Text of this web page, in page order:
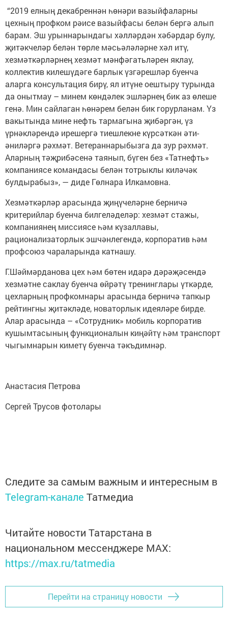
“2019 елның декабреннән һөнәри вазыйфаларны
цехның профком рәисе вазыйфасы белән бергә алып
барам. Эш урыннарындагы хәлләрдән хәбәрдар булу,
җитәкчеләр белән төрле мәсьәләләрне хәл итү,
хезмәткәрләрнең хезмәт мәнфәгатьләрен яклау,
коллектив килешүдәге барлык үзгәрешләр буенча
аларга консультация бирү, ял итүне оештыру турында
да онытмау – минем көндәлек эшләрнең бик аз өлеше
генә. Мин сайлаган һөнәрем белән бик горурланам. Үз
вакытында мине нефть тармагына җибәргән, үз
үрнәкләрендә ирешергә тиешлекне күрсәткән әти-
әниләргә рәхмәт. Ветераннарыбызга да зур рәхмәт.
Аларның тәҗрибәсенә таянып, бүген без «Татнефть»
компаниясе командасы белән тотрыклы киләчәк
булдырабыз», — диде Гөлнара Илкамовна.
Хезмәткәрләр арасында җиңүчеләрне берничә
критерийлар буенча билгеләделәр: хезмәт стажы,
компаниянең миссиясе һәм күзаллавы,
рационализаторлык эшчәнлегендә, корпоратив һәм
профсоюз чараларында катнашу.
Г.Шәймәрданова цех һәм бөтен идарә дәрәҗәсендә
хезмәтне саклау буенча өйрәтү тренинглары үткәрде,
цехларның профкомнары арасында берничә тапкыр
рейтингны җитәкләде, новаторлык идеяләре бирде.
Алар арасында – «Сотрудник» мобиль корпоратив
кушымтасының функционалын киңәйтү һәм транспорт
чыгымнарын киметү буенча тәкъдимнәр.
Анастасия Петрова
Сергей Трусов фотолары
Следите за самым важным и интересным в
Telegram-канале Татмедиа
Читайте новости Татарстана в
национальном мессенджере MАХ:
https://max.ru/tatmedia
Перейти на страницу новости